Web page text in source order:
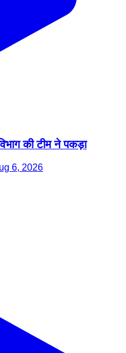
की टीम ने पकड़ा
6, 2026